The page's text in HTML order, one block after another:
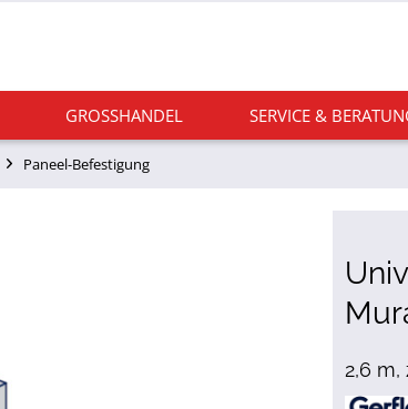
GROSSHANDEL SERVICE &
Paneel-Befestigung
2,6